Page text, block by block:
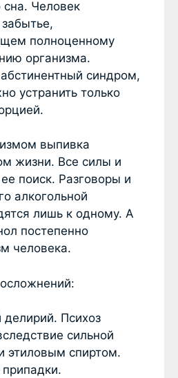
сна. Человек
полноценному
организма.
синдром,
устранить только
выпивка
жизни. Все силы и
поиск. Разговоры и
алкогольной
лишь к одному. А
постепенно
человека.
делирий. Психоз
сильной
этиловым спиртом.